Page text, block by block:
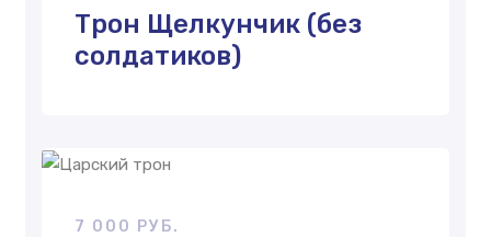
Трон Щелкунчик (без
солдатиков)
7 000 РУБ.